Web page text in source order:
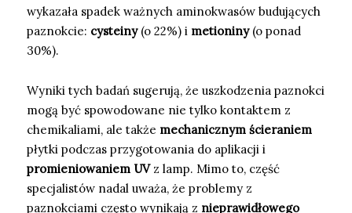
wykazała spadek ważnych aminokwasów budujących
paznokcie: cysteiny(o 22%) i metioniny(o ponad
30%).
Wyniki tych badań sugerują, że uszkodzenia paznokci
mogą być spowodowane nie tylko kontaktem z
chemikaliami, ale także mechanicznym ścieraniem
płytki podczas przygotowania do aplikacji i
promieniowaniem UVz lamp. Mimo to, część
specjalistów nadal uważa, że problemy z
paznokciami często wynikają z nieprawidłowego